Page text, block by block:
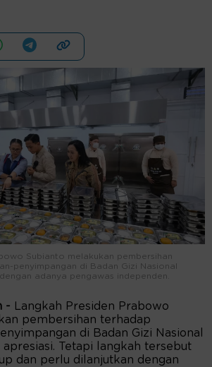
Subianto melakukan pembersihan
penyimpangan di Badan Gizi Nasional
adanya pengawas independen.
-
Langkah Presiden Prabowo
pembersihan terhadap
di Badan Gizi Nasional
Tetapi langkah tersebut
dan perlu dilanjutkan dengan